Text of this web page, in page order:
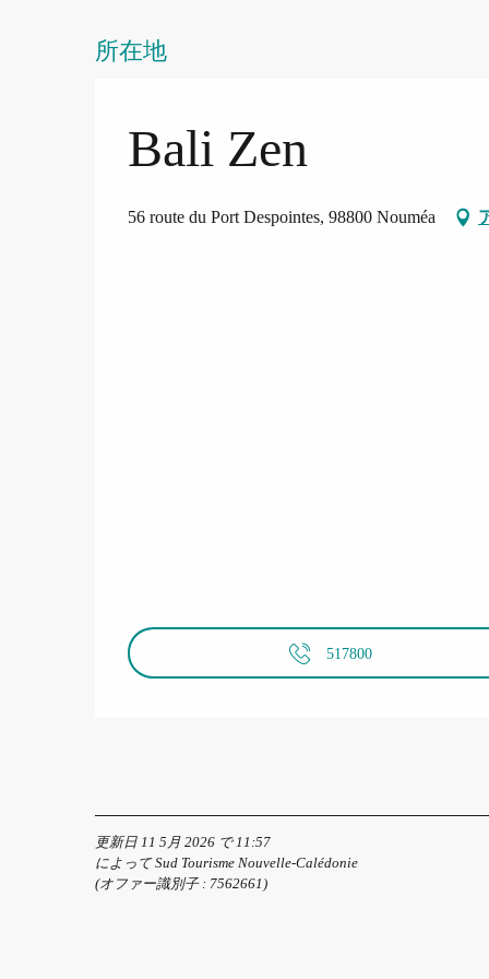
所在地
Bali Zen
56 route du Port Despointes, 98800 Nouméa
517800
更新日 11 5月 2026 で 11:57
によって Sud Tourisme Nouvelle-Calédonie
(オファー識別子 : 7562661 )